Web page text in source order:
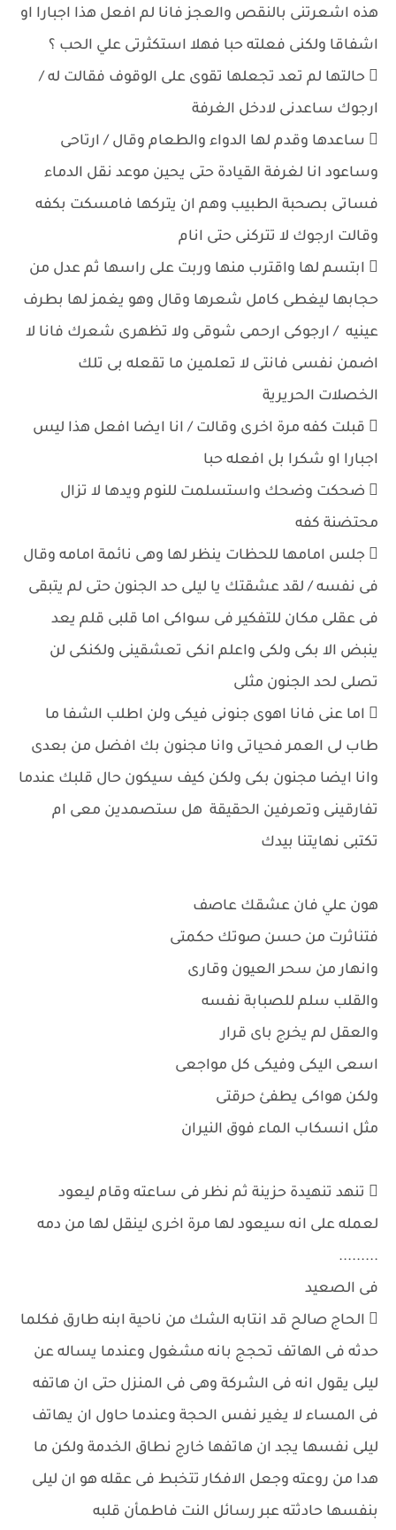
هذه اشعرتنى بالنقص والعجز فانا لم افعل هذا اجبارا او
اشفاقا ولكنى فعلته حبا فهلا استكثرتى علي الحب ؟
 حالتها لم تعد تجعلها تقوى على الوقوف فقالت له /
ارجوك ساعدنى لادخل الغرفة
 ساعدها وقدم لها الدواء والطعام وقال / ارتاحى
وساعود انا لغرفة القيادة حتى يحين موعد نقل الدماء
فساتى بصحبة الطبيب وهم ان يتركها فامسكت بكفه
وقالت ارجوك لا تتركنى حتى انام
 ابتسم لها واقترب منها وربت على راسها ثم عدل من
حجابها ليغطى كامل شعرها وقال وهو يغمز لها بطرف
عينيه / ارجوكى ارحمى شوقى ولا تظهرى شعرك فانا لا
اضمن نفسى فانتى لا تعلمين ما تقعله بى تلك
الخصلات الحريرية
 قبلت كفه مرة اخرى وقالت / انا ايضا افعل هذا ليس
اجبارا او شكرا بل افعله حبا
 ضحكت وضحك واستسلمت للنوم ويدها لا تزال
محتضنة كفه
 جلس امامها للحظات ينظر لها وهى نائمة امامه وقال
فى نفسه / لقد عشقتك يا ليلى حد الجنون حتى لم يتبقى
فى عقلى مكان للتفكير فى سواكى اما قلبى قلم يعد
ينبض الا بكى ولكى واعلم انكى تعشقينى ولكنكى لن
تصلى لحد الجنون مثلى
 اما عنى فانا اهوى جنونى فيكى ولن اطلب الشفا ما
طاب لى العمر فحياتى وانا مجنون بك افضل من بعدى
وانا ايضا مجنون بكى ولكن كيف سيكون حال قلبك عندما
تفارقينى وتعرفين الحقيقة هل ستصمدين معى ام
تكتبى نهايتنا بيدك
هون علي فان عشقك عاصف
فتناثرت من حسن صوتك حكمتى
وانهار من سحر العيون وقارى
والقلب سلم للصبابة نفسه
والعقل لم يخرج باى قرار
اسعى اليكى وفيكى كل مواجعى
ولكن هواكى يطفئ حرقتى
مثل انسكاب الماء فوق النيران
 تنهد تنهيدة حزينة ثم نظر فى ساعته وقام ليعود
لعمله على انه سيعود لها مرة اخرى لينقل لها من دمه
.........
فى الصعيد
 الحاج صالح قد انتابه الشك من ناحية ابنه طارق فكلما
حدثه فى الهاتف تحجج بانه مشغول وعندما يساله عن
ليلى يقول انه فى الشركة وهى فى المنزل حتى ان هاتفه
فى المساء لا يغير نفس الحجة وعندما حاول ان يهاتف
ليلى نفسها يجد ان هاتفها خارج نطاق الخدمة ولكن ما
هدا من روعته وجعل الافكار تتخبط فى عقله هو ان ليلى
بنفسها حادثته عبر رسائل النت فاطمأن قلبه